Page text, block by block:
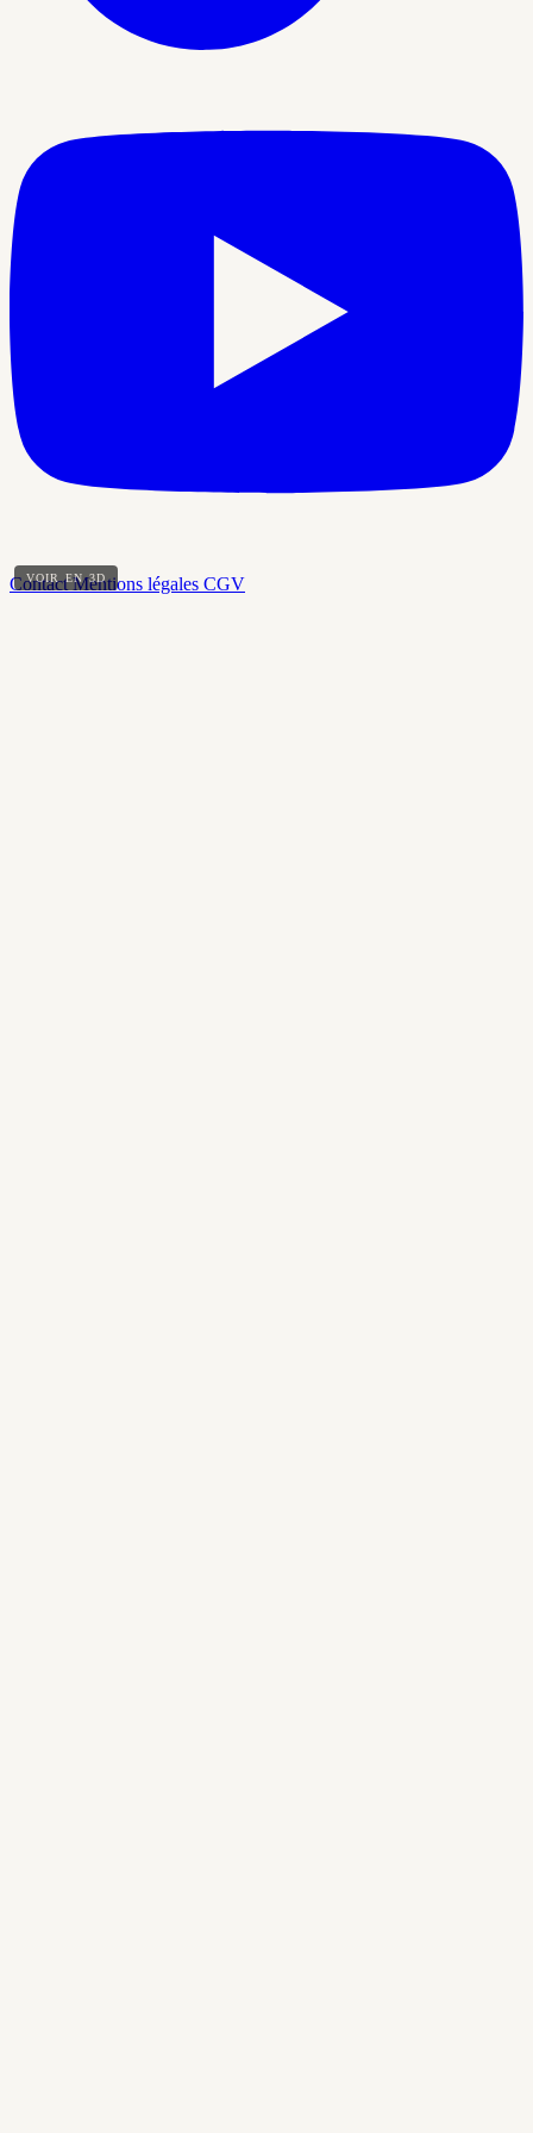
VOIR EN 3D
ContactMentions légales CGV